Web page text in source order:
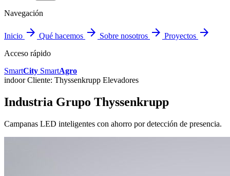
Navegación
Inicio arrow_forward Qué hacemos arrow_forward Sobre nosotros arrow_forward Proyectos arrow_forward
Acceso rápido
SmartCity SmartAgro
indoorCliente: Thyssenkrupp Elevadores
Industria Grupo Thyssenkrupp
Campanas LED inteligentes con ahorro por detección de presencia.